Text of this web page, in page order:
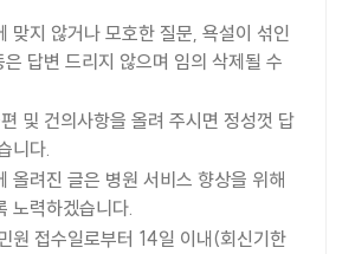
맞지 않거나 모호한 질문, 욕설이 섞인
답변 드리지 않으며 임의 삭제될 수
및 건의사항을 올려 주시면 정성껏 답
니다.
올려진 글은 병원 서비스 향상을 위해
노력하겠습니다.
원 접수일로부터 14일 이내(회신기한